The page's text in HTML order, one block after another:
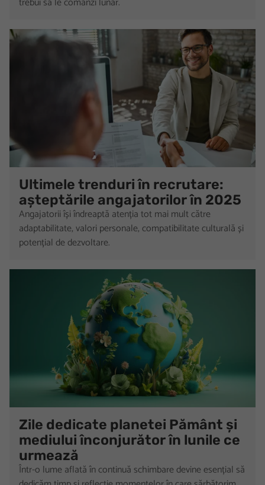
Ultimele trenduri în recrutare:
așteptările angajatorilor în 2025
Angajatorii își îndreaptă atenția tot mai mult către
adaptabilitate, valori personale, compatibilitate culturală și
potențial de dezvoltare.
Zile dedicate planetei Pământ și
mediului înconjurător în lunile ce
urmează
Într-o lume aflată în continuă schimbare devine esențial să